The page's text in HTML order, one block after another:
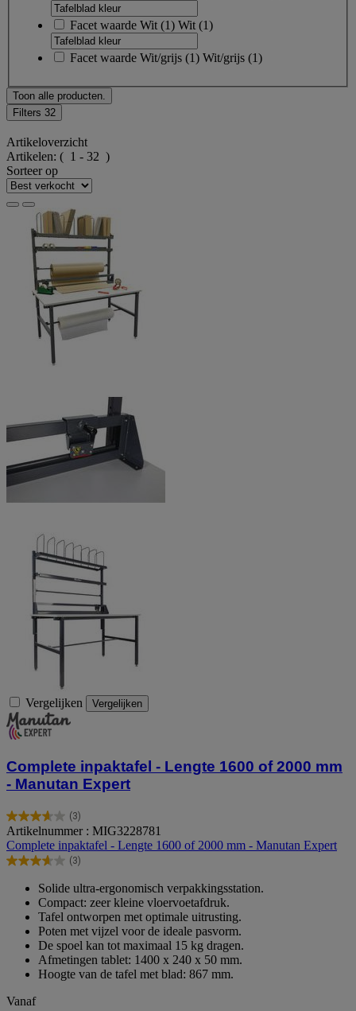
Facet waarde Wit (1) Wit (1)
Facet waarde Wit/grijs (1) Wit/grijs (1)
Toon alle producten.
Filters 32
Artikeloverzicht
Artikelen: ( 1 - 32 )
Sorteer op
Vergelijken Vergelijken
Complete inpaktafel - Lengte 1600 of 2000 mm
- Manutan Expert
(3)
3.7
van
de
5
beoordelingen
Artikelnummer : MIG3228781
Complete inpaktafel - Lengte 1600 of 2000 mm - Manutan Expert
(3)
3.7
sterren.
beoordelingen
Solide ultra-ergonomisch verpakkingsstation.
Compact: zeer kleine vloervoetafdruk.
Tafel ontworpen met optimale uitrusting.
Poten met vijzel voor de ideale pasvorm.
De spoel kan tot maximaal 15 kg dragen.
Afmetingen tablet: 1400 x 240 x 50 mm.
Hoogte van de tafel met blad: 867 mm.
Vanaf